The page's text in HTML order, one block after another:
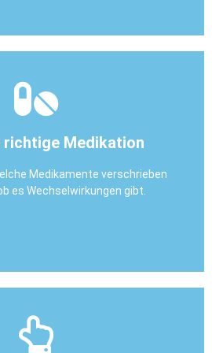
richtige Medikation
Medikamente verschrieben
es Wechselwirkungen gibt.
Praxis fällt mit Blick in die ePA auf,
verträgt – ihm kann sofort